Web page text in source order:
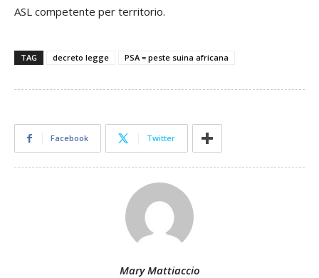
ASL competente per territorio.
TAG decreto legge PSA = peste suina africana
Facebook Twitter
Mary Mattiaccio